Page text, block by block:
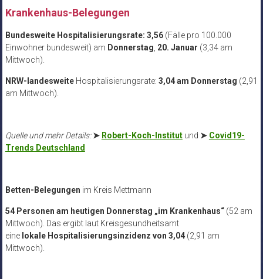
Krankenhaus-Belegungen
Bundesweite Hospitalisierungsrate: 3,56 (Fälle pro 100.000
Einwohner bundesweit) am Donnerstag, 20. Januar (3,34 am
Mittwoch).
NRW-landesweiteHospitalisierungsrate: 3,04 am Donnerstag (2,91
am Mittwoch).
Quelle und mehr Details:➤ Robert-Koch-Institutund ➤ Covid19-
Trends Deutschland
Betten-Belegungen im Kreis Mettmann
54 Personen am heutigen Donnerstag „im Krankenhaus“ (52 am
Mittwoch). Das ergibt laut Kreisgesundheitsamt
eine lokale Hospitalisierungsinzidenz von 3,04 (2,91 am
Mittwoch).